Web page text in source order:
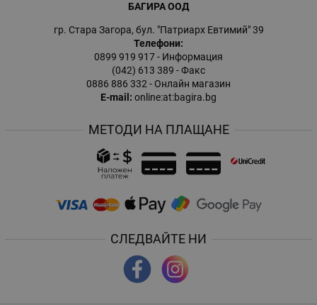
БАГИРА ООД
гр. Стара Загора, бул. "Патриарх Евтимий" 39
Телефони:
0899 919 917- Информация
(042) 613 389 - Факс
0886 886 332- Онлайн магазин
E-mail: online:at:bagira.bg
МЕТОДИ НА ПЛАЩАНЕ
СЛЕДВАЙТЕ НИ